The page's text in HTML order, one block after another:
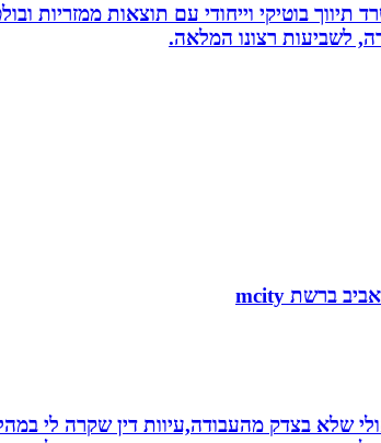
בוטיקי וייחודי עם תוצאות ממזריות
לשביעות רצונו המלאה.
שלא בצדק מהעבודה,עיוות דין שקרה לי